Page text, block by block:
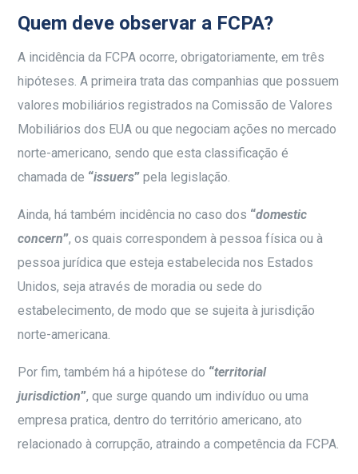
Quem deve observar a FCPA?
A incidência da FCPA ocorre, obrigatoriamente, em três
hipóteses. A primeira trata das companhias que possuem
valores mobiliários registrados na Comissão de Valores
Mobiliários dos EUA ou que negociam ações no mercado
norte-americano, sendo que esta classificação é
chamada de “issuers” pela legislação.
Ainda, há também incidência no caso dos “domestic
concern”, os quais correspondem à pessoa física ou à
pessoa jurídica que esteja estabelecida nos Estados
Unidos, seja através de moradia ou sede do
estabelecimento, de modo que se sujeita à jurisdição
norte-americana.
Por fim, também há a hipótese do “territorial
jurisdiction”, que surge quando um indivíduo ou uma
empresa pratica, dentro do território americano, ato
relacionado à corrupção, atraindo a competência da FCPA.